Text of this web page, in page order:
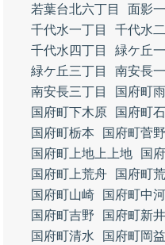
若葉台北六丁目 面影
千代水一丁目
千代水
千代水四丁目
緑ケ丘
緑ケ丘三丁目
南安長
南安長三丁目
国府町
国府町下木原
国府町
国府町栃本
国府町菅野
国府町上地上上地
国
国府町上荒舟
国府町
国府町山崎
国府町中
国府町吉野
国府町新井
国府町清水
国府町岡益